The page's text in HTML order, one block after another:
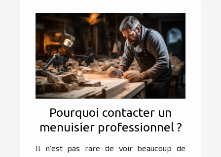
Pourquoi contacter un
menuisier professionnel ?
Il n’est pas rare de voir beaucoup de